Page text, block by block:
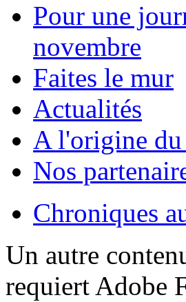
Pour une
novembre
Faites le mur
Actualités
A l'origine du
Nos
Chroniques
Un autre
requiert Adobe